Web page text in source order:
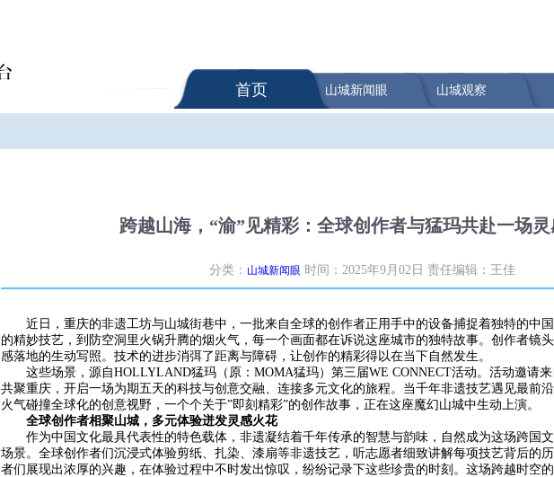
首页 山城新闻眼 山城观察
跨越山海，“渝”见精彩：全球创作者与猛玛共赴一场
分类： 山城新闻眼 时间：2025年9月02日 责任编辑：王佳
近日，重庆的非遗工坊与山城街巷中，一批来自全球的创作者正用手中的设备捕捉着独特的中
的精妙技艺，到防空洞里火锅升腾的烟火气，每一个画面都在诉说这座城市的独特故事。创作者镜
感落地的生动写照。技术的进步消弭了距离与障碍，让创作的精彩得以在当下自然发生。
这些场景，源自HOLLYLAND猛玛（原：MOMA猛玛）第三届WE CONNECT活动。活动邀请
共聚重庆，开启一场为期五天的科技与创意交融、连接多元文化的旅程。当千年非遗技艺遇见最前
火气碰撞全球化的创意视野，一个个关于”即刻精彩”的创作故事，正在这座魔幻山城中生动上演。
全球创作者相聚山城，多元体验迸发灵感火花
作为中国文化最具代表性的特色载体，非遗凝结着千年传承的智慧与韵味，自然成为这场跨国
场景。全球创作者们沉浸式体验剪纸、扎染、漆扇等非遗技艺，听志愿者细致讲解每项技艺背后的
者们展现出浓厚的兴趣，在体验过程中不时发出惊叹，纷纷记录下这些珍贵的时刻。这场跨越时空